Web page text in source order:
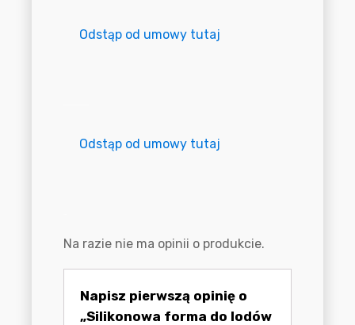
Odstąp od umowy tutaj
Odstąp od umowy tutaj
Na razie nie ma opinii o produkcie.
Napisz pierwszą opinię o
„Silikonowa forma do lodów